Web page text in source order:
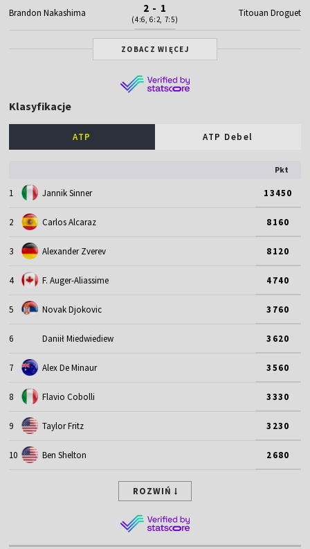
Brandon Nakashima 2 - 1
(4:6, 6:2, 7:5)
Titouan Droguet
ZOBACZ WIĘCEJ
Klasyfikacje
ATP ATP Debel
Pkt
1 Jannik Sinner 13450
2 Carlos Alcaraz 8160
3 Alexander Zverev 8120
4 F. Auger-Aliassime 4740
5 Novak Djokovic 3760
6 Daniił Miedwiediew 3620
7 Alex De Minaur 3560
8 Flavio Cobolli 3330
9 Taylor Fritz 3230
10 Ben Shelton 2680
ROZWIŃ